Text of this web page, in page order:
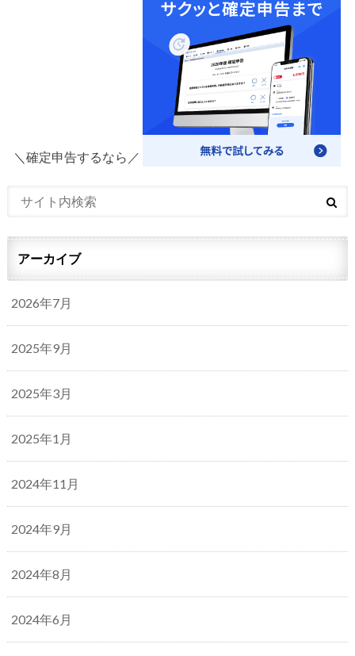
＼確定申告するなら／
アーカイブ
2026年7月
2025年9月
2025年3月
2025年1月
2024年11月
2024年9月
2024年8月
2024年6月